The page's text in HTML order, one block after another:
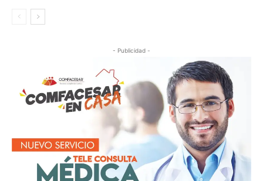
- Publicidad -